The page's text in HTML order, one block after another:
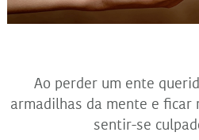
Ao perder um ente
armadilhas da mente e ficar
sentir-se